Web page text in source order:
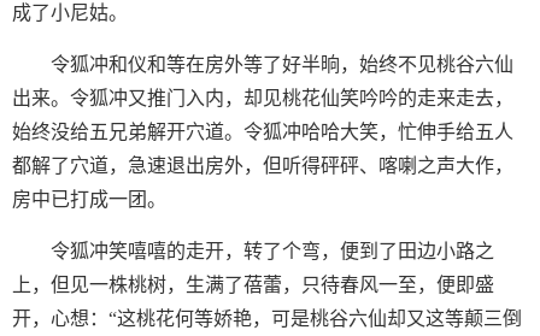
成了小尼姑。
令狐冲和仪和等在房外等了好半晌，始终不见桃谷六仙
出来。令狐冲又推门入内，却见桃花仙笑吟吟的走来走去，
始终没给五兄弟解开穴道。令狐冲哈哈大笑，忙伸手给五人
都解了穴道，急速退出房外，但听得砰砰、喀喇之声大作，
房中已打成一团。
令狐冲笑嘻嘻的走开，转了个弯，便到了田边小路之
上，但见一株桃树，生满了蓓蕾，只待春风一至，便即盛
开，心想：“这桃花何等娇艳，可是桃谷六仙却又这等颠三倒